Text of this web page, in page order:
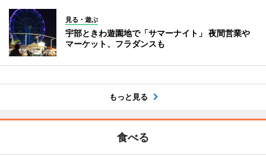
見る・遊ぶ
宇部ときわ遊園地で「サマーナイト」 夜間営業や
マーケット、フラダンスも
もっと見る
食べる